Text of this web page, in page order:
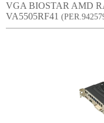
VGA BIOSTAR AMD
VA5505RF41